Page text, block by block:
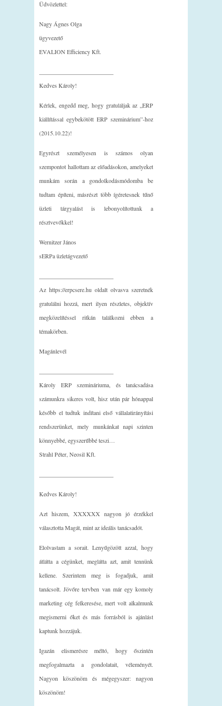
Üdvözlettel:
Nagy Ágnes Olga
ügyvezető
EVALION Efficiency Kft.
Kedves Károly!
Kérlek, engedd meg, hogy gratuláljak az „ERP
kiállítással egybekötött ERP szeminárium”-hoz
(2015.10.22)!
Egyrészt személyesen is számos olyan
szempontot hallottam az előadásokon, amelyeket
munkám során a gondolkodásmódomba be
tudtam építeni, másrészt több ígéretesnek tűnő
üzleti tárgyalást is lebonyolítottunk a
résztvevőkkel!
Wernitzer János
sERPa üzletágvezető
Az https://erpcsere.hu oldalt olvasva szeretnék
gratulálni hozzá, mert ilyen részletes, objektív
megközelítéssel ritkán találkozni ebben a
témakörben.
Magánlevél
Károly ERP szemináriuma, és tanácsadása
számunkra sikeres volt, hisz után pár hónappal
később el tudtuk indítani első vállalatirányítási
rendszerünket, mely munkánkat napi szinten
könnyebbé, egyszerűbbé teszi…
Strahl Péter, Neosil Kft.
Kedves Károly!
Azt hiszem, XXXXXX nagyon jó érzékkel
választotta Magát, mint az ideális tanácsadót.
Elolvastam a sorait. Lenyűgözött azzal, hogy
átlátta a cégünket, meglátta azt, amit tennünk
kellene. Szerintem meg is fogadjuk, amit
tanácsolt. Jövőre tervben van már egy komoly
marketing cég felkeresése, mert volt alkalmunk
megismerni őket és más forrásból is ajánlást
kaptunk hozzájuk.
Igazán elismerésre méltó, hogy őszintén
megfogalmazta a gondolatait, véleményét.
Nagyon köszönöm és mégegyszer: nagyon
köszönöm!